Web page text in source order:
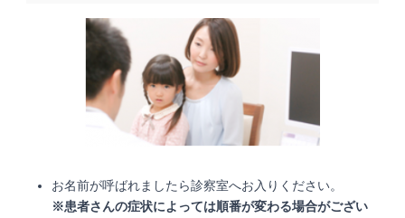
お名前が呼ばれましたら診察室へお入りください。
※患者さんの症状によっては順番が変わる場合がござい